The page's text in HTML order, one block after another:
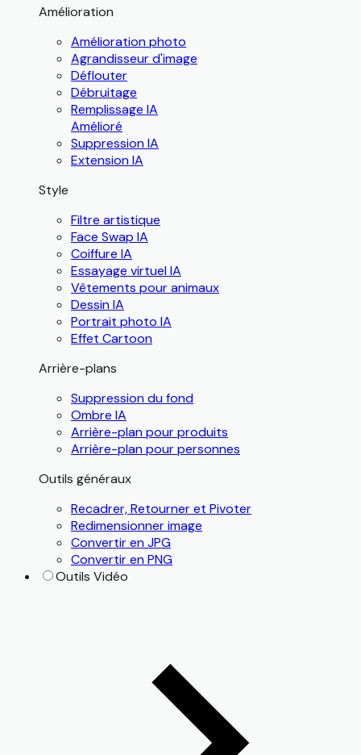
Amélioration
Amélioration photo
Agrandisseur d'image
Déflouter
Débruitage
Remplissage IA
Amélioré
Suppression IA
Extension IA
Style
Filtre artistique
Face Swap IA
Coiffure IA
Essayage virtuel IA
Vêtements pour animaux
Dessin IA
Portrait photo IA
Effet Cartoon
Arrière-plans
Suppression du fond
Ombre IA
Arrière-plan pour produits
Arrière-plan pour personnes
Outils généraux
Recadrer, Retourner et Pivoter
Redimensionner image
Convertir en JPG
Convertir en PNG
Outils Vidéo